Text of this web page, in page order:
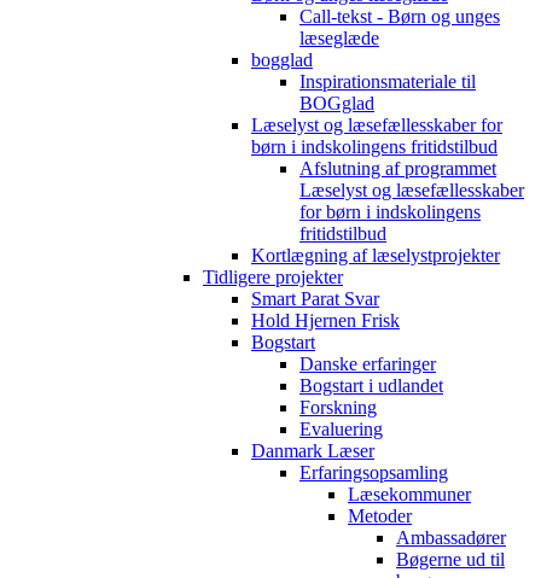
Call-tekst - Børn og unges
læseglæde
bogglad
Inspirationsmateriale til
BOGglad
Læselyst og læsefællesskaber for
børn i indskolingens fritidstilbud
Afslutning af programmet
Læselyst og læsefællesskaber
for børn i indskolingens
fritidstilbud
Kortlægning af læselystprojekter
Tidligere projekter
Smart Parat Svar
Hold Hjernen Frisk
Bogstart
Danske erfaringer
Bogstart i udlandet
Forskning
Evaluering
Danmark Læser
Erfaringsopsamling
Læsekommuner
Metoder
Ambassadører
Bøgerne ud til